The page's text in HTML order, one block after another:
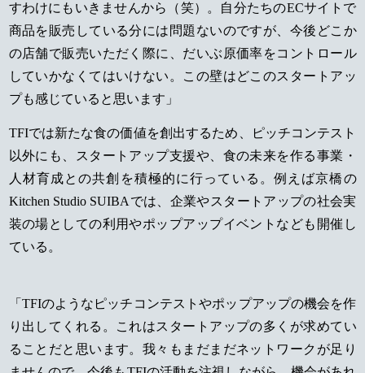
すわけにもいきませんから（笑）。自分たちのECサイトで
商品を販売している分には問題ないのですが、今後どこか
の店舗で販売いただく際に、だいぶ原価率をコントロール
していかなくてはいけない。この壁はどこのスタートアッ
プも感じていると思います」
TFIでは新たな食の価値を創出するため、ピッチコンテスト
以外にも、スタートアップ支援や、食の未来を作る事業・
人材育成との共創を積極的に行っている。例えば京橋の
Kitchen Studio SUIBAでは、企業やスタートアップの社会実
装の場としての利用やポップアップイベントなども開催し
ている。
「TFIのようなピッチコンテストやポップアップの機会を作
り出してくれる。これはスタートアップの多くが求めてい
ることだと思います。我々もまだまだネットワークが足り